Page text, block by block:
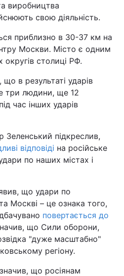
виробництва
свою діяльність.
приблизно в 30-37 км на
Москви. Місто є одним
округів столиці РФ.
в результаті ударів
три людини, ще 12
час інших ударів
підкреслив,
відповіді на російське
по наших містах і
що удари по
Москві – це ознака того,
повертається до
що Сили оборони,
"дуже масштабно"
регіону.
що росіянам